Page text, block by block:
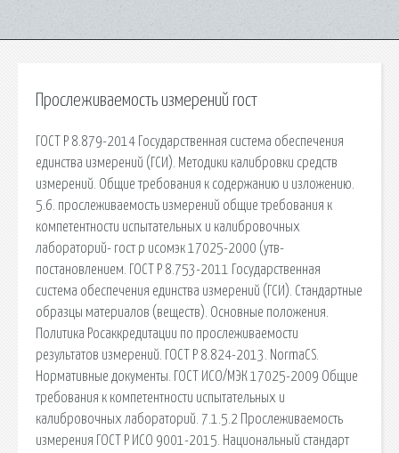
Прослеживаемость измерений гост
ГОСТ Р 8.879-2014 Государственная система обеспечения
единства измерений (ГСИ). Методики калибровки средств
измерений. Общие требования к содержанию и изложению.
5.6. прослеживаемость измерений общие требования к
компетентности испытательных и калибровочных
лабораторий- гост р исомэк 17025-2000 (утв-
постановлением. ГОСТ Р 8.753-2011 Государственная
система обеспечения единства измерений (ГСИ). Стандартные
образцы материалов (веществ). Основные положения.
Политика Росаккредитации по прослеживаемости
результатов измерений. ГОСТ Р 8.824-2013. NormaCS.
Нормативные документы. ГОСТ ИСО/МЭК 17025-2009 Общие
требования к компетентности испытательных и
калибровочных лабораторий. 7.1.5.2 Прослеживаемость
измерения ГОСТ Р ИСО 9001-2015. Национальный стандарт